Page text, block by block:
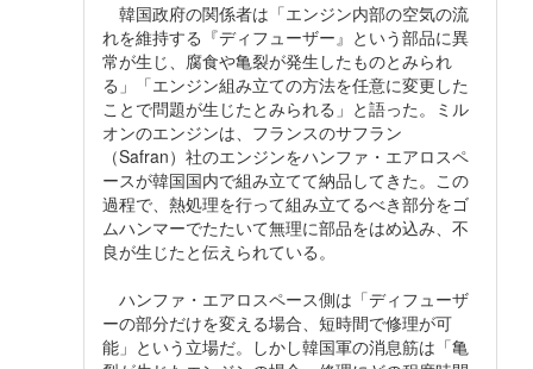
韓国政府の関係者は「エンジン内部の空気の流
れを維持する『ディフューザー』という部品に異
常が生じ、腐食や亀裂が発生したものとみられ
る」「エンジン組み立ての方法を任意に変更した
ことで問題が生じたとみられる」と語った。ミル
オンのエンジンは、フランスのサフラン
（Safran）社のエンジンをハンファ・エアロスペ
ースが韓国国内で組み立てて納品してきた。この
過程で、熱処理を行って組み立てるべき部分をゴ
ムハンマーでたたいて無理に部品をはめ込み、不
良が生じたと伝えられている。
ハンファ・エアロスペース側は「ディフューザ
ーの部分だけを変える場合、短時間で修理が可
能」という立場だ。しかし韓国軍の消息筋は「亀